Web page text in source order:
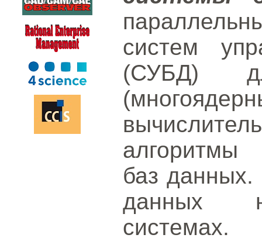
систем
(СУБД)
алгоритмы
баз данных.
данных
системах.